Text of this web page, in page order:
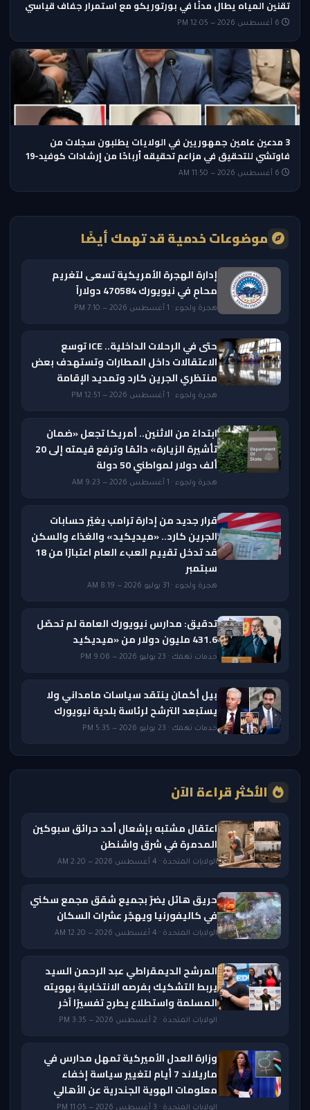
تقنين المياه يطال مدنًا في بورتوريكو مع استمرار جفاف قياسي
3 مدعين عامين جمهوريين في الولايات يطلبون سجلات من
فاوتشي للتحقيق في مزاعم تحقيقه أرباحًا من إرشادات كوفيد-19
موضوعات خدمية قد تهمك أيضًا
إدارة الهجرة الأمريكية تسعى لتغريم
محامٍ في نيويورك 470584 دولاراً
هجرة ولجوء · 1 أغسطس 2026 — 7:10 PM
حتى في الرحلات الداخلية.. ICE توسع
الاعتقالات داخل المطارات وتستهدف بعض
منتظري الجرين كارد وتمديد الإقامة
هجرة ولجوء · 1 أغسطس 2026 — 12:51 PM
ابتداءً من الاثنين.. أمريكا تجعل «ضمان
تأشيرة الزيارة» دائمًا وترفع قيمته إلى 20
ألف دولار لمواطني 50 دولة
هجرة ولجوء · 1 أغسطس 2026 — 9:23 AM
قرار جديد من إدارة ترامب يغيّر حسابات
الجرين كارد.. «ميديكيد» والغذاء والسكن
قد تدخل تقييم العبء العام اعتبارًا من 18
سبتمبر
هجرة ولجوء · 31 يوليو 2026 — 8:19 AM
تدقيق: مدارس نيويورك العامة لم تحصّل
431.6 مليون دولار من «ميديكيد
خدمات تهمك · 23 يوليو 2026 — 9:06 PM
بيل أكمان ينتقد سياسات مامداني ولا
يستبعد الترشح لرئاسة بلدية نيويورك
خدمات تهمك · 23 يوليو 2026 — 5:35 PM
الأكثر قراءة الآن
اعتقال مشتبه بإشعال أحد حرائق سبوكين
المدمرة في شرق واشنطن
الولايات المتحدة · 4 أغسطس 2026 — 2:20 AM
حريق هائل يضرّ بجميع شقق مجمع سكني
في كاليفورنيا ويهجّر عشرات السكان
الولايات المتحدة · 4 أغسطس 2026 — 12:20 AM
المرشح الديمقراطي عبد الرحمن السيد
يربط التشكيك بفرصه الانتخابية بهويته
المسلمة واستطلاع يطرح تفسيرًا آخر
الولايات المتحدة · 2 أغسطس 2026 — 3:35 PM
وزارة العدل الأميركية تمهل مدارس في
ماريلاند 7 أيام لتغيير سياسة إخفاء
معلومات الهوية الجندرية عن الأهالي
الولايات المتحدة · 3 أغسطس 2026 — 11:05 PM